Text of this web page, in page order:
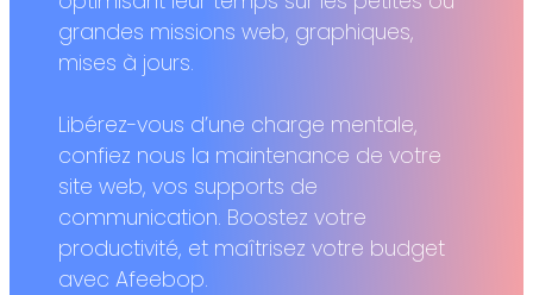
grandes missions web, graphiques,
mises à jours.
Libérez-vous d’une charge mentale,
confiez nous la maintenance de votre
site web, vos supports de
communication. Boostez votre
productivité, et maîtrisez votre budget
avec Afeebop.